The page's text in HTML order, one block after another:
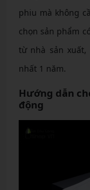
phiu mà không
chọn sản phẩm
từ nhà sản
nhất 1 năm.
Hướng dẫn
động